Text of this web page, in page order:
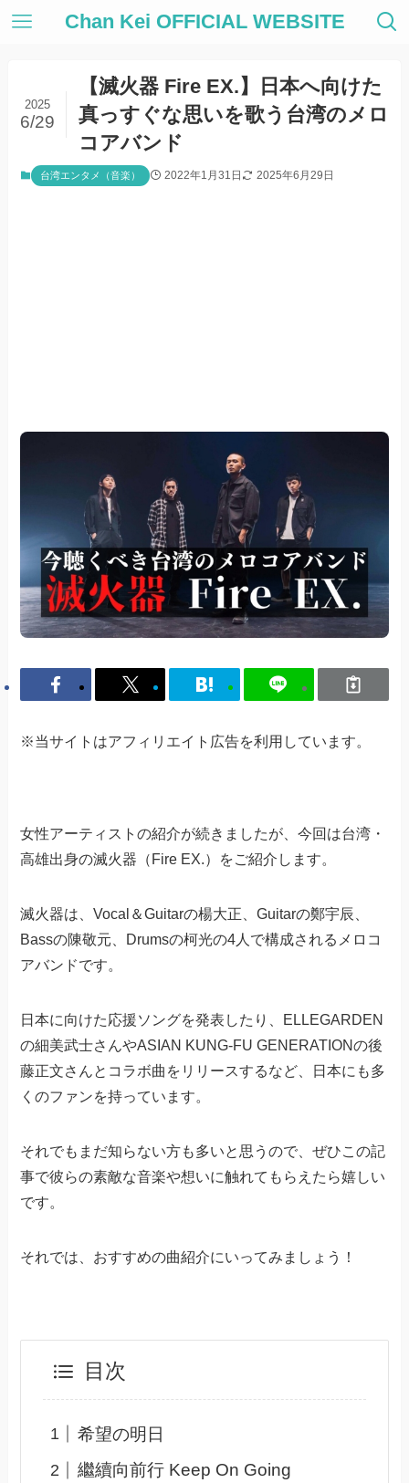
Chan Kei OFFICIAL WEBSITE
【滅火器 Fire EX.】日本へ向けた
真っすぐな思いを歌う台湾のメロ
コアバンド
2025
6/29
台湾エンタメ（音楽） 2022年1月31日 2025年6月29日
※当サイトはアフィリエイト広告を利用しています。
女性アーティストの紹介が続きましたが、今回は台湾・
高雄出身の滅火器（Fire EX.）をご紹介します。
滅火器は、Vocal＆Guitarの楊大正、Guitarの鄭宇辰、
Bassの陳敬元、Drumsの柯光の4人で構成されるメロコ
アバンドです。
日本に向けた応援ソングを発表したり、ELLEGARDEN
の細美武士さんやASIAN KUNG-FU GENERATIONの後
藤正文さんとコラボ曲をリリースするなど、日本にも多
くのファンを持っています。
それでもまだ知らない方も多いと思うので、ぜひこの記
事で彼らの素敵な音楽や想いに触れてもらえたら嬉しい
です。
それでは、おすすめの曲紹介にいってみましょう！
目次
希望の明日
繼續向前行 Keep On Going